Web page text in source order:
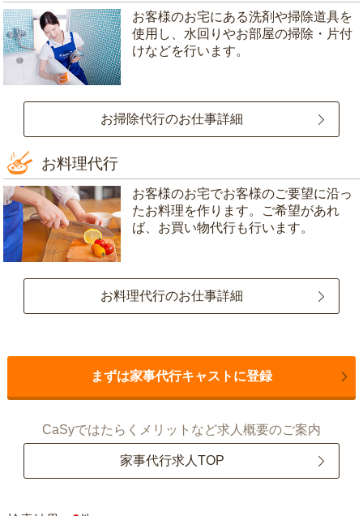
お客様のお宅にある洗剤や掃除道具を
使用し、水回りやお部屋の掃除・片付
けなどを行います。
お掃除代行のお仕事詳細
お料理代行
お客様のお宅でお客様のご要望に沿っ
たお料理を作ります。ご希望があれ
ば、お買い物代行も行います。
お料理代行のお仕事詳細
まずは家事代行キャストに登録
CaSyではたらくメリットなど求人概要のご案内
家事代行求人TOP